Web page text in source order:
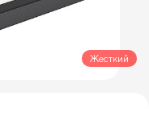
Жесткий